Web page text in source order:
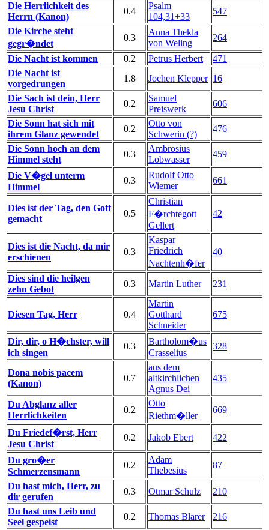
Die Herrlichkeit des
Herrn (Kanon)
0.4
Psalm
104,31+33
547
Die Kirche steht
gegr�ndet
0.3
Anna Thekla
von Weling
264
Die Nacht ist kommen 0.2 Petrus Herbert
471
Die Nacht ist
vorgedrungen
1.8 Jochen Klepper 16
Die Sach ist dein, Herr
Jesu Christ
0.2
Samuel
Preiswerk
606
Die Sonn hat sich mit
ihrem Glanz gewendet
0.2
Otto von
Schwerin (?)
476
Die Sonn hoch an dem
Himmel steht
0.3
Ambrosius
Lobwasser
459
Die V�gel unterm
Himmel
0.3
Rudolf Otto
Wiemer
661
Dies ist der Tag, den Gott
gemacht
0.5
Christian
F�rchtegott
Gellert
42
Dies ist die Nacht, da mir
erschienen
0.3
Kaspar
Friedrich
Nachtenh�fer
40
Dies sind die heilgen
zehn Gebot
0.3 Martin Luther 231
Diesen Tag, Herr 0.4
Martin
Gotthard
Schneider
675
Dir, dir, o H�chster, will
ich singen
0.3
Bartholom�us
Crasselius
328
Dona nobis pacem
(Kanon)
0.7
aus dem
altkirchlichen
Agnus Dei
435
Du Abglanz aller
Herrlichkeiten
0.2
Otto
Riethm�ller
669
Du Friedef�rst, Herr
Jesu Christ
0.2 Jakob Ebert 422
Du gro�er
Schmerzensmann
0.2
Adam
Thebesius
87
Du hast mich, Herr, zu
dir gerufen
0.3 Otmar Schulz
210
Du hast uns Leib und
Seel gespeist
0.2 Thomas Blarer
216